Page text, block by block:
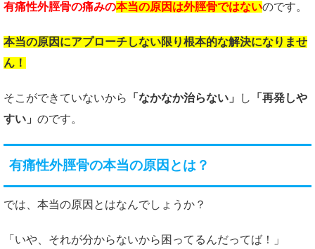
有痛性外脛骨の痛みの本当の原因は外脛骨ではないのです。
本当の原因にアプローチしない限り根本的な解決になりませ
ん！
そこができていないから 「なかなか治らない」 し
「再発しや
すい」 のです。
有痛性外脛骨の本当の原因とは？
では、本当の原因とはなんでしょうか？
「いや、それが分からないから困ってるんだってば！」